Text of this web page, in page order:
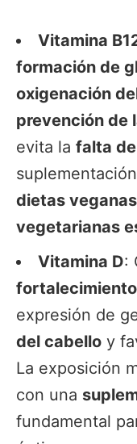
Vitamina
formación de
oxigenación
prevención de
evita la falta
dietas veganas
vegetarianas
Vitamina D:
expresión de
del cabello y
La exposición
con una
fundamental